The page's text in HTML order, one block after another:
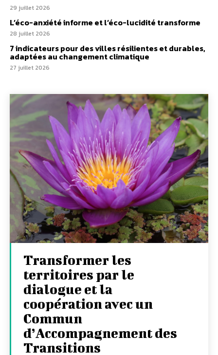
29 juillet 2026
L’éco-anxiété informe et l’éco-lucidité transforme
28 juillet 2026
7 indicateurs pour des villes résilientes et durables,
adaptées au changement climatique
27 juillet 2026
Transformer les
territoires par le
dialogue et la
coopération avec un
Commun
d’Accompagnement des
Transitions